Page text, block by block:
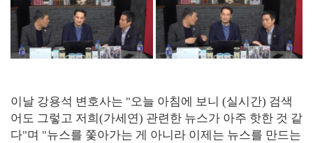
이날 강용석 변호사는 "오늘 아침에 보니 (실시간) 검색
어도 그렇고 저희(가세연) 관련한 뉴스가 아주 핫한 것 같
다"며 "뉴스를 쫓아가는 게 아니라 이제는 뉴스를 만드는